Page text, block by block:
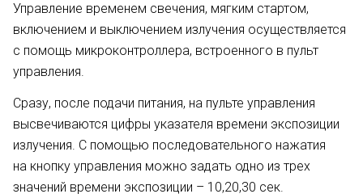
Управление временем свечения, мягким стартом,
включением и выключением излучения осуществляется
с помощь микроконтроллера, встроенного в пульт
управления.
Сразу, после подачи питания, на пульте управления
высвечиваются цифры указателя времени экспозиции
излучения. С помощью последовательного нажатия
на кнопку управления можно задать одно из трех
значений времени экспозиции – 10,20,30 сек.